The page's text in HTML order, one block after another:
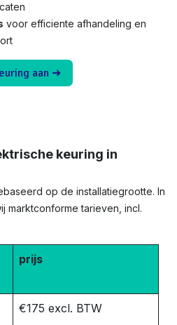
voor efficiente afhandeling en
aan ➜
keuring in
op de installatiegrootte. In
marktconforme tarieven, incl.
prijs
€175 excl. BTW